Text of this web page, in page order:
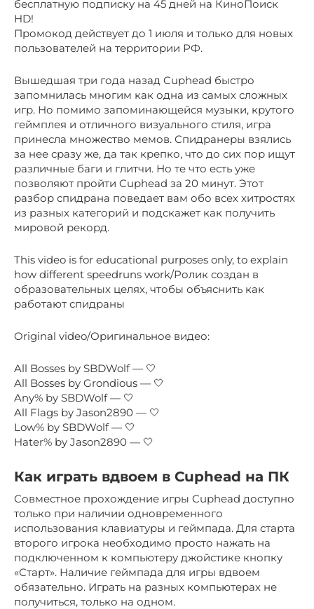
бесплатную подписку на 45 дней на КиноПоиск
HD!
Промокод действует до 1 июля и только для новых
пользователей на территории РФ.
Вышедшая три года назад Cuphead быстро
запомнилась многим как одна из самых сложных
игр. Но помимо запоминающейся музыки, крутого
геймплея и отличного визуального стиля, игра
принесла множество мемов. Спидранеры взялись
за нее сразу же, да так крепко, что до сих пор ищут
различные баги и глитчи. Но те что есть уже
позволяют пройти Cuphead за 20 минут. Этот
разбор спидрана поведает вам обо всех хитростях
из разных категорий и подскажет как получить
мировой рекорд.
This video is for educational purposes only, to explain
how different speedruns work/Ролик создан в
образовательных целях, чтобы объяснить как
работают спидраны
Original video/Оригинальное видео:
All Bosses by SBDWolf — 🤍
All Bosses by Grondious — 🤍
Any% by SBDWolf — 🤍
All Flags by Jason2890 — 🤍
Low% by SBDWolf — 🤍
Hater% by Jason2890 — 🤍
Как играть вдвоем в Cuphead на ПК
Совместное прохождение игры Cuphead доступно
только при наличии одновременного
использования клавиатуры и геймпада. Для старта
второго игрока необходимо просто нажать на
подключенном к компьютеру джойстике кнопку
«Старт». Наличие геймпада для игры вдвоем
обязательно. Играть на разных компьютерах не
получиться, только на одном.